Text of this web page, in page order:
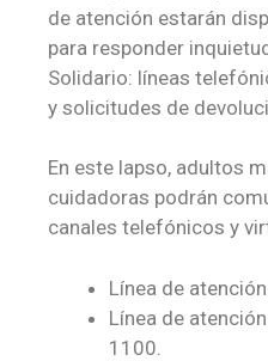
de atención estarán
para responder
Solidario: líneas
y solicitudes de
En este lapso, adultos
cuidadoras podrán
canales telefónicos y
Línea de
Línea de
1100.